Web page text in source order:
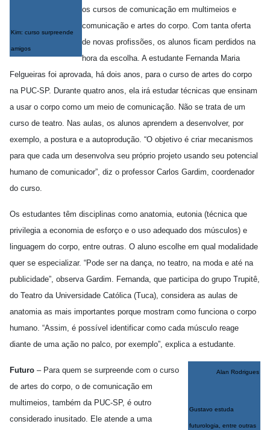
Kim: curso surpreende
amigos
os cursos de comunicação em multimeios e
comunicação e artes do corpo. Com tanta oferta
de novas profissões, os alunos ficam perdidos na
hora da escolha. A estudante Fernanda Maria
Felgueiras foi aprovada, há dois anos, para o curso de artes do corpo
na PUC-SP. Durante quatro anos, ela irá estudar técnicas que ensinam
a usar o corpo como um meio de comunicação. Não se trata de um
curso de teatro. Nas aulas, os alunos aprendem a desenvolver, por
exemplo, a postura e a autoprodução. “O objetivo é criar mecanismos
para que cada um desenvolva seu próprio projeto usando seu potencial
humano de comunicador”, diz o professor Carlos Gardim, coordenador
do curso.
Os estudantes têm disciplinas como anatomia, eutonia (técnica que
privilegia a economia de esforço e o uso adequado dos músculos) e
linguagem do corpo, entre outras. O aluno escolhe em qual modalidade
quer se especializar. “Pode ser na dança, no teatro, na moda e até na
publicidade”, observa Gardim. Fernanda, que participa do grupo Trupitê,
do Teatro da Universidade Católica (Tuca), considera as aulas de
anatomia as mais importantes porque mostram como funciona o corpo
humano. “Assim, é possível identificar como cada músculo reage
diante de uma ação no palco, por exemplo”, explica a estudante.
Alan Rodrigues
Gustavo estuda
futurologia, entre outras
Futuro – Para quem se surpreende com o curso
de artes do corpo, o de comunicação em
multimeios, também da PUC-SP, é outro
considerado inusitado. Ele atende a uma